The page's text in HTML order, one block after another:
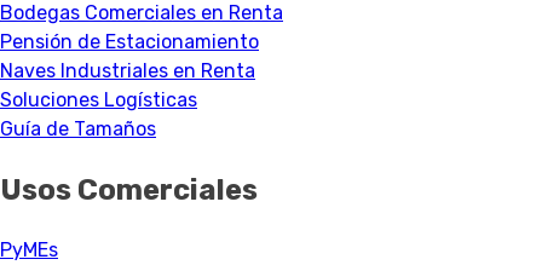
Bodegas Comerciales en Renta
Pensión de Estacionamiento
Naves Industriales en Renta
Soluciones Logísticas
Guía de Tamaños
Usos Comerciales
PyMEs